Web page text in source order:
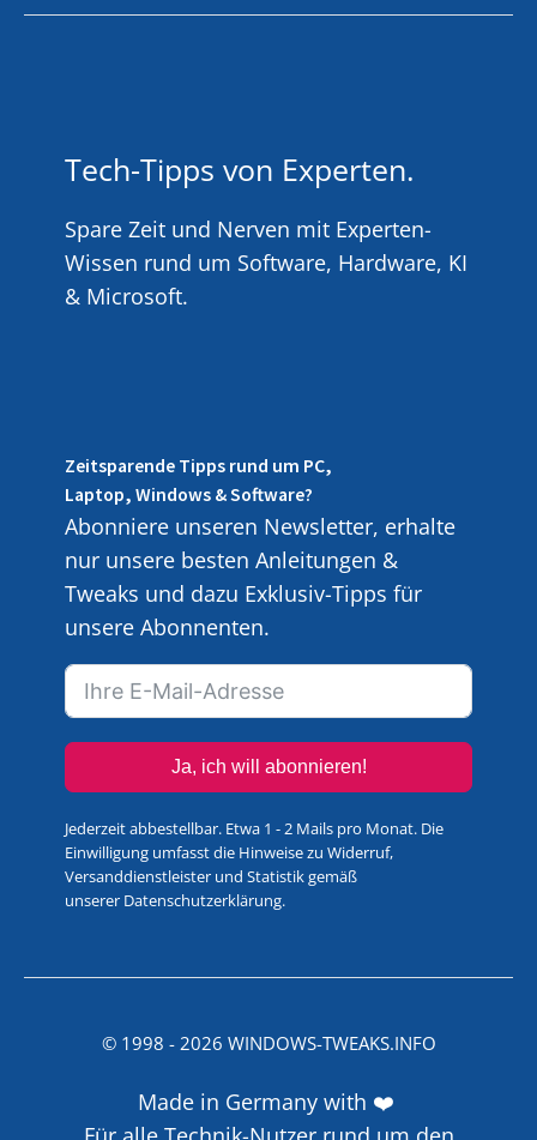
Tech-Tipps von Experten.
Spare Zeit und Nerven mit Experten-
Wissen rund um Software, Hardware, KI
& Microsoft.
Zeitsparende Tipps rund um PC,
Laptop, Windows & Software?
Abonniere unseren Newsletter, erhalte
nur unsere besten Anleitungen &
Tweaks und dazu Exklusiv-Tipps für
unsere Abonnenten.
Ja, ich will abonnieren!
Jederzeit abbestellbar. Etwa 1 - 2 Mails pro Monat. Die
Einwilligung umfasst die Hinweise zu Widerruf,
Versanddienstleister und Statistik gemäß
unserer Datenschutzerklärung.
© 1998 - 2026 WINDOWS-TWEAKS.INFO
Made in Germany with ❤️